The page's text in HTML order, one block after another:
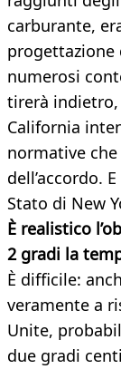
carburante,
progettazione
numerosi
tirerà indietro,
California
normative
dell’accordo.
Stato di New
È realistico
2 gradi la
È difficile:
veramente a
Unite,
due gradi